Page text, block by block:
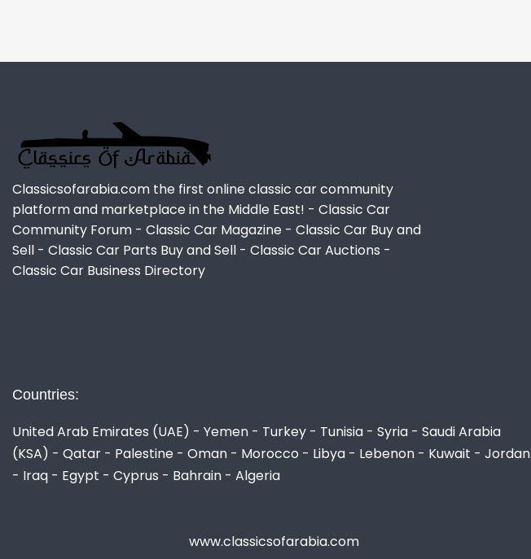
Classicsofarabia.com the first online classic car community
platform and marketplace in the Middle East! - Classic Car
Community Forum - Classic Car Magazine - Classic Car Buy and
Sell - Classic Car Parts Buy and Sell - Classic Car Auctions -
Classic Car Business Directory
Countries:
United Arab Emirates (UAE) - Yemen - Turkey - Tunisia - Syria - Saudi Arabia
(KSA) - Qatar - Palestine - Oman - Morocco - Libya - Lebenon - Kuwait - Jordan
- Iraq - Egypt - Cyprus - Bahrain - Algeria
www.classicsofarabia.com